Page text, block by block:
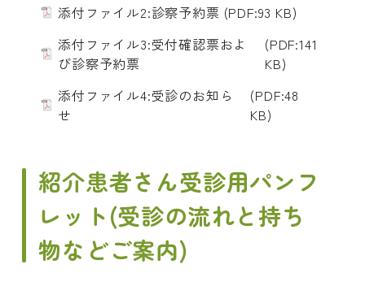
添付ファイル2:診察予約票 (PDF:93 KB)
添付ファイル3:受付確認票およ
び診察予約票
(PDF:141
KB)
添付ファイル4:受診のお知ら
せ
(PDF:48
KB)
紹介患者さん受診用パンフ
レット(受診の流れと持ち
物などご案内)